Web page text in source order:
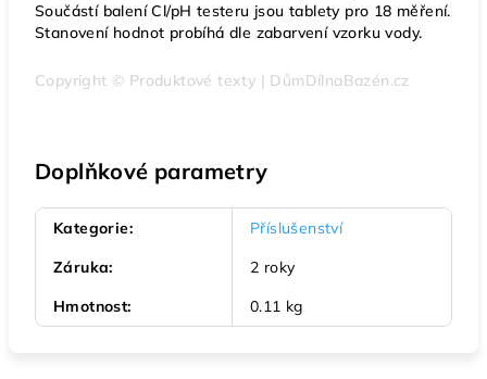
Součástí balení Cl/pH testeru jsou tablety pro 18 měření.
Stanovení hodnot probíhá dle zabarvení vzorku vody.
Copyright © Produktové texty | DůmDílnaBazén.cz
Doplňkové parametry
Kategorie:
Příslušenství
Záruka:
2 roky
Hmotnost: 0.11 kg